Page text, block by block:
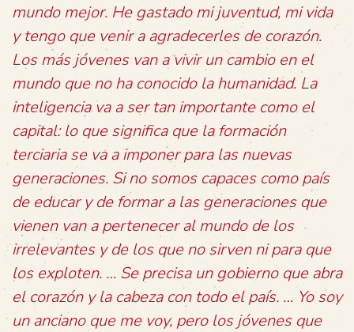
mundo mejor. He gastado mi juventud, mi vida
y tengo que venir a agradecerles de corazón.
Los más jóvenes van a vivir un cambio en el
mundo que no ha conocido la humanidad. La
inteligencia va a ser tan importante como el
capital: lo que significa que la formación
terciaria se va a imponer para las nuevas
generaciones. Si no somos capaces como país
de educar y de formar a las generaciones que
vienen van a pertenecer al mundo de los
irrelevantes y de los que no sirven ni para que
los exploten. … Se precisa un gobierno que abra
el corazón y la cabeza con todo el país. … Yo soy
un anciano que me voy, pero los jóvenes que